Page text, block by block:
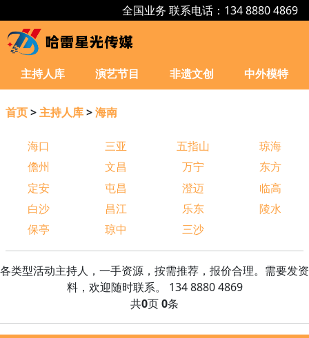
全国业务 联系电话：134 8880 4869
主持人库 演艺节目 非遗文创 中外模特
首页>主持人库>海南
海口 三亚 五指山
琼海
儋州
文昌 万宁
东方
定安
屯昌 澄迈
临高
白沙
昌江 乐东
陵水
保亭
琼中 三沙
各类型活动主持人，一手资源，按需推荐，报价合理。需要发资
料，欢迎随时联系。 134 8880 4869
共0页0条